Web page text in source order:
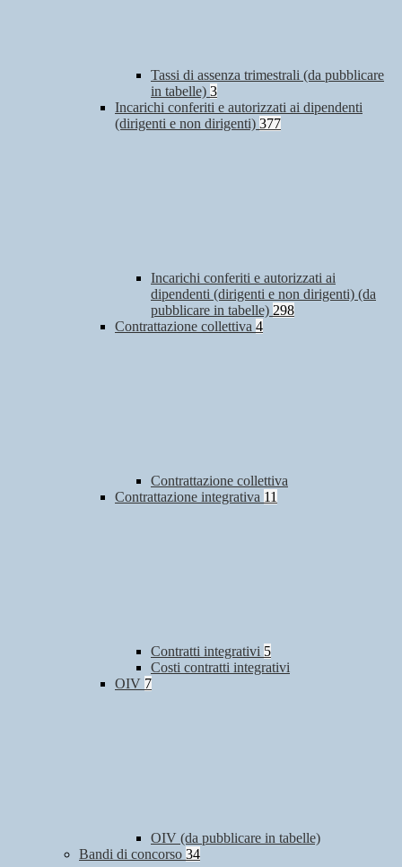
Tassi di assenza trimestrali (da pubblicare
in tabelle) 3
Incarichi conferiti e autorizzati ai dipendenti
(dirigenti e non dirigenti) 377
Incarichi conferiti e autorizzati ai
dipendenti (dirigenti e non dirigenti) (da
pubblicare in tabelle) 298
Contrattazione collettiva 4
Contrattazione collettiva
Contrattazione integrativa 11
Contratti integrativi 5
Costi contratti integrativi
OIV 7
OIV (da pubblicare in tabelle)
Bandi di concorso 34